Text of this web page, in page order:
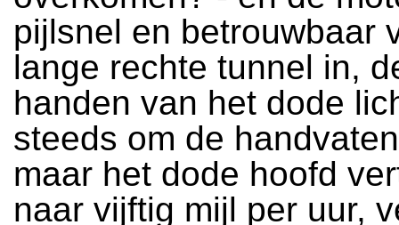
pijlsnel en betrouwbaar
lange rechte tunnel in,
handen van het dode
steeds om de
maar het dode hoofd
naar vijftig mijl per uur,